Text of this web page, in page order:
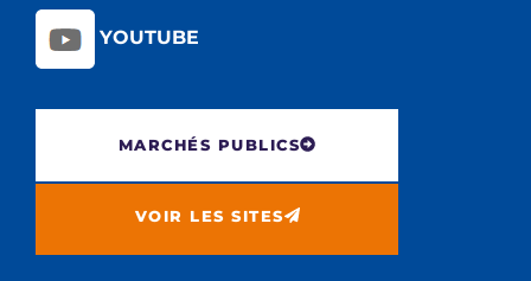
YOUTUBE
MARCHÉS PUBLICS
VOIR LES SITES